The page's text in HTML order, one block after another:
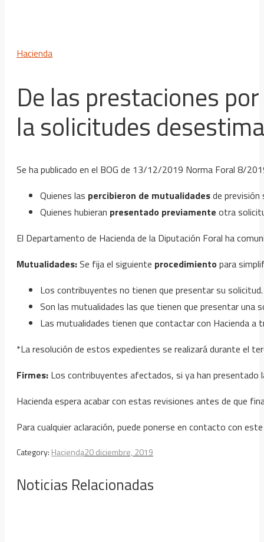
Hacienda
De las prestaciones
la solicitudes
Se ha publicado en el BOG de 13/12/2019 Norma Foral 8/
Quienes las percibieron de mutualidadesde
Quienes hubieran presentado previamente otra
El Departamento de Hacienda de la Diputación Foral ha
Mutualidades:Se fija el siguiente procedimiento para
Los contribuyentes no tienen que presentar su solicitud.
Son las mutualidades las que tienen que presentar
Las mutualidades tienen que contactar con Hacienda a
*La resolución de estos expedientes se realizará durante el
Firmes: Los contribuyentes afectados, si ya han presentado
Hacienda espera acabar con estas revisiones antes de que
Para cualquier aclaración, puede ponerse en contacto con
Category: Hacienda20 diciembre, 2019
Noticias Relacionadas